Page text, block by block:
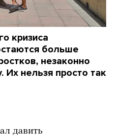
кризиса
больше
незаконно
Их нельзя просто так
давить